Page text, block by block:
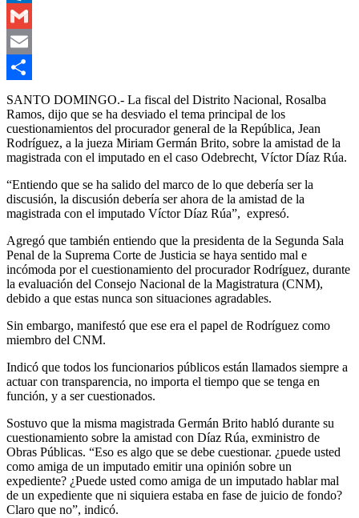
Outlook.com
Gmail
Email
Compartir
SANTO DOMINGO.- La fiscal del Distrito Nacional, Rosalba
Ramos, dijo que se ha desviado el tema principal de los
cuestionamientos del procurador general de la República, Jean
Rodríguez, a la jueza Miriam Germán Brito, sobre la amistad de la
magistrada con el imputado en el caso Odebrecht, Víctor Díaz Rúa.
“Entiendo que se ha salido del marco de lo que debería ser la
discusión, la discusión debería ser ahora de la amistad de la
magistrada con el imputado Víctor Díaz Rúa”, expresó.
Agregó que también entiendo que la presidenta de la Segunda Sala
Penal de la Suprema Corte de Justicia se haya sentido mal e
incómoda por el cuestionamiento del procurador Rodríguez, durante
la evaluación del Consejo Nacional de la Magistratura (CNM),
debido a que estas nunca son situaciones agradables.
Sin embargo, manifestó que ese era el papel de Rodríguez como
miembro del CNM.
Indicó que todos los funcionarios públicos están llamados siempre a
actuar con transparencia, no importa el tiempo que se tenga en
función, y a ser cuestionados.
Sostuvo que la misma magistrada Germán Brito habló durante su
cuestionamiento sobre la amistad con Díaz Rúa, exministro de
Obras Públicas. “Eso es algo que se debe cuestionar. ¿puede usted
como amiga de un imputado emitir una opinión sobre un
expediente? ¿Puede usted como amiga de un imputado hablar mal
de un expediente que ni siquiera estaba en fase de juicio de fondo?
Claro que no”, indicó.